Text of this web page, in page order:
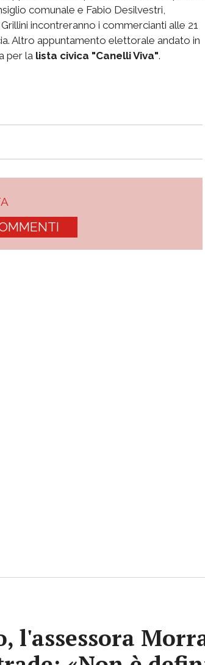
comunale e Fabio Desilvestri,
incontreranno i commercianti alle 21
Altro appuntamento elettorale andato in
per la lista civica "Canelli Viva".
l'assessora